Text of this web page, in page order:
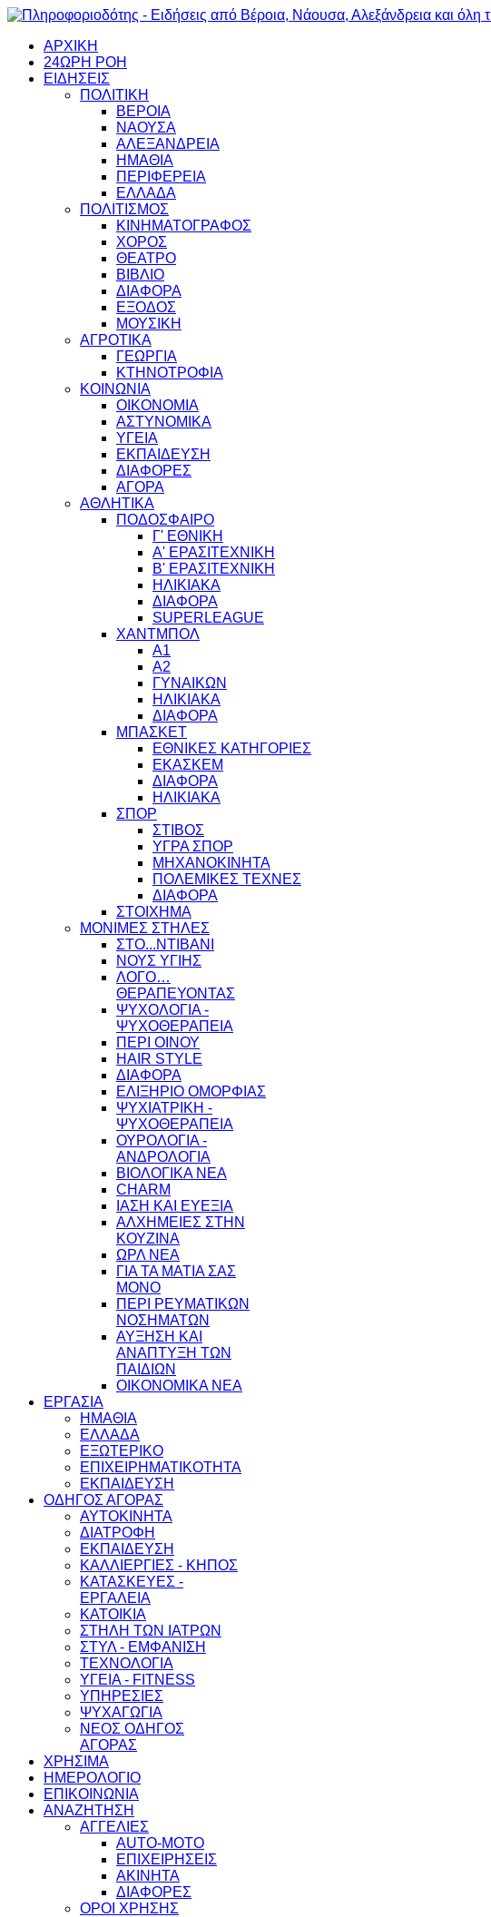
ΑΡΧΙΚΗ
24ΩΡΗ ΡΟΗ
ΕΙΔΗΣΕΙΣ
ΠΟΛΙΤΙΚΗ
ΒΕΡΟΙΑ
ΝΑΟΥΣΑ
ΑΛΕΞΑΝΔΡΕΙΑ
ΗΜΑΘΙΑ
ΠΕΡΙΦΕΡΕΙΑ
ΕΛΛΑΔΑ
ΠΟΛΙΤΙΣΜΟΣ
ΚΙΝΗΜΑΤΟΓΡΑΦΟΣ
ΧΟΡΟΣ
ΘΕΑΤΡΟ
ΒΙΒΛΙΟ
ΔΙΑΦΟΡΑ
ΕΞΟΔΟΣ
ΜΟΥΣΙΚΗ
ΑΓΡΟΤΙΚΑ
ΓΕΩΡΓΙΑ
ΚΤΗΝΟΤΡΟΦΙΑ
ΚΟΙΝΩΝΙΑ
ΟΙΚΟΝΟΜΙΑ
ΑΣΤΥΝΟΜΙΚΑ
ΥΓΕΙΑ
ΕΚΠΑΙΔΕΥΣΗ
ΔΙΑΦΟΡΕΣ
ΑΓΟΡΑ
ΑΘΛΗΤΙΚΑ
ΠΟΔΟΣΦΑΙΡΟ
Γ' ΕΘΝΙΚΗ
Α' ΕΡΑΣΙΤΕΧΝΙΚΗ
Β' ΕΡΑΣΙΤΕΧΝΙΚΗ
ΗΛΙΚΙΑΚΑ
ΔΙΑΦΟΡΑ
SUPERLEAGUE
ΧΑΝΤΜΠΟΛ
Α1
Α2
ΓΥΝΑΙΚΩΝ
ΗΛΙΚΙΑΚΑ
ΔΙΑΦΟΡΑ
ΜΠΑΣΚΕΤ
ΕΘΝΙΚΕΣ ΚΑΤΗΓΟΡΙΕΣ
ΕΚΑΣΚΕΜ
ΔΙΑΦΟΡΑ
ΗΛΙΚΙΑΚΑ
ΣΠΟΡ
ΣΤΙΒΟΣ
ΥΓΡΑ ΣΠΟΡ
ΜΗΧΑΝΟΚΙΝΗΤΑ
ΠΟΛΕΜΙΚΕΣ ΤΕΧΝΕΣ
ΔΙΑΦΟΡΑ
ΣΤΟΙΧΗΜΑ
ΜΟΝΙΜΕΣ ΣΤΗΛΕΣ
ΣΤΟ...ΝΤΙΒΑΝΙ
ΝΟΥΣ ΥΓΙΗΣ
ΛΟΓΟ…
ΘΕΡΑΠΕΥΟΝΤΑΣ
ΨΥΧΟΛΟΓΙΑ -
ΨΥΧΟΘΕΡΑΠΕΙΑ
ΠΕΡΙ ΟΙΝΟΥ
HAIR STYLE
ΔΙΑΦΟΡΑ
ΕΛΙΞΗΡΙΟ ΟΜΟΡΦΙΑΣ
ΨΥΧΙΑΤΡΙΚΗ -
ΨΥΧΟΘΕΡΑΠΕΙΑ
ΟΥΡΟΛΟΓΙΑ -
ΑΝΔΡΟΛΟΓΙΑ
ΒΙΟΛΟΓΙΚΑ ΝΕΑ
CHARM
ΙΑΣΗ ΚΑΙ ΕΥΕΞΙΑ
ΑΛΧΗΜΕΙΕΣ ΣΤΗΝ
ΚΟΥΖΙΝΑ
ΩΡΛ ΝEA
ΓΙΑ ΤΑ ΜΑΤΙΑ ΣΑΣ
ΜΟΝΟ
ΠΕΡΙ ΡΕΥΜΑΤΙΚΩΝ
ΝΟΣΗΜΑΤΩΝ
ΑΥΞΗΣΗ ΚΑΙ
ΑΝΑΠΤΥΞΗ ΤΩΝ
ΠΑΙΔΙΩΝ
ΟΙΚΟΝΟΜΙΚΑ ΝΕΑ
ΕΡΓΑΣΙΑ
ΗΜΑΘΙΑ
ΕΛΛΑΔΑ
ΕΞΩΤΕΡΙΚΟ
ΕΠΙΧΕΙΡΗΜΑΤΙΚΟΤΗΤΑ
ΕΚΠΑΙΔΕΥΣΗ
ΟΔΗΓΟΣ ΑΓΟΡΑΣ
ΑΥΤΟΚΙΝΗΤΑ
ΔΙΑΤΡΟΦΗ
ΕΚΠΑΙΔΕΥΣΗ
ΚΑΛΛΙΕΡΓΙΕΣ - ΚΗΠΟΣ
ΚΑΤΑΣΚΕΥΕΣ -
ΕΡΓΑΛΕΙΑ
ΚΑΤΟΙΚΙΑ
ΣΤΗΛΗ ΤΩΝ ΙΑΤΡΩΝ
ΣΤΥΛ - ΕΜΦΑΝΙΣΗ
ΤΕΧΝΟΛΟΓΙΑ
ΥΓΕΙΑ - FITNESS
ΥΠΗΡΕΣΙΕΣ
ΨΥΧΑΓΩΓΙΑ
ΝΕΟΣ ΟΔΗΓΟΣ
ΑΓΟΡΑΣ
ΧΡΗΣΙΜΑ
ΗΜΕΡΟΛΟΓΙΟ
ΕΠΙΚΟΙΝΩΝΙΑ
ΑΝΑΖΗΤΗΣΗ
ΑΓΓΕΛΙΕΣ
AUTO-MOTO
ΕΠΙΧΕΙΡΗΣΕΙΣ
ΑΚΙΝΗΤΑ
ΔΙΑΦΟΡΕΣ
ΟΡΟΙ ΧΡΗΣΗΣ